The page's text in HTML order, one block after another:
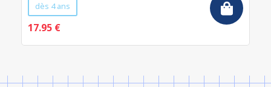
dès 4 ans
17.95 €